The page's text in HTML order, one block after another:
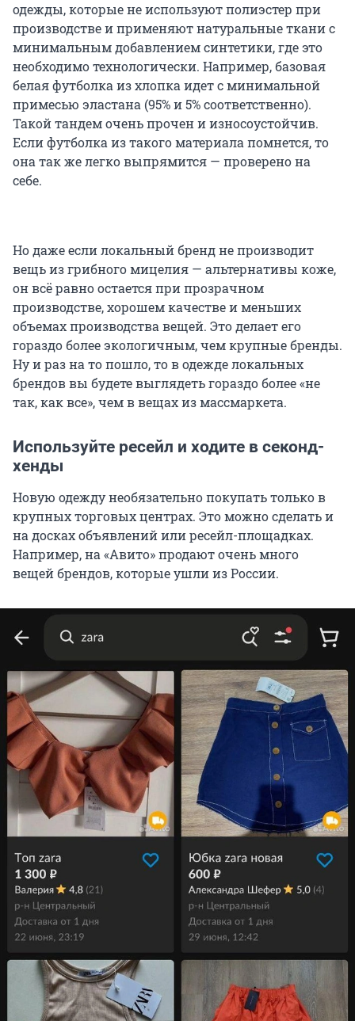
одежды, которые не используют полиэстер при
производстве и применяют натуральные ткани с
минимальным добавлением синтетики, где это
необходимо технологически. Например, базовая
белая футболка из хлопка идет с минимальной
примесью эластана (95% и 5% соответственно).
Такой тандем очень прочен и износоустойчив.
Если футболка из такого материала помнется, то
она так же легко выпрямится — проверено на
себе.
Но даже если локальный бренд не производит
вещь из грибного мицелия — альтернативы коже,
он всё равно остается при прозрачном
производстве, хорошем качестве и меньших
объемах производства вещей. Это делает его
гораздо более экологичным, чем крупные бренды.
Ну и раз на то пошло, то в одежде локальных
брендов вы будете выглядеть гораздо более «не
так, как все», чем в вещах из массмаркета.
Используйте ресейл и ходите в секонд-
хенды
Новую одежду необязательно покупать только в
крупных торговых центрах. Это можно сделать и
на досках объявлений или ресейл-площадках.
Например, на «Авито» продают очень много
вещей брендов, которые ушли из России.